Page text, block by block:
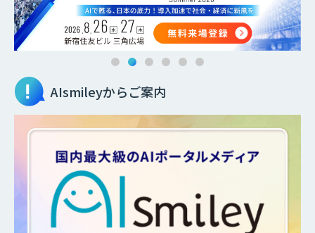
AIsmileyからご案内